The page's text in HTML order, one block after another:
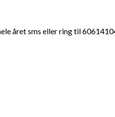
året sms eller ring til